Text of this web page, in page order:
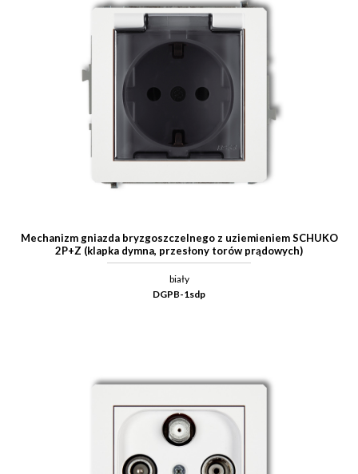
Mechanizm gniazda bryzgoszczelnego z uziemieniem SCHUKO
2P+Z (klapka dymna, przesłony torów prądowych)
biały
DGPB-1sdp